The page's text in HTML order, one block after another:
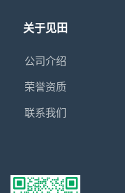
关于见田
公司介绍
荣誉资质
联系我们